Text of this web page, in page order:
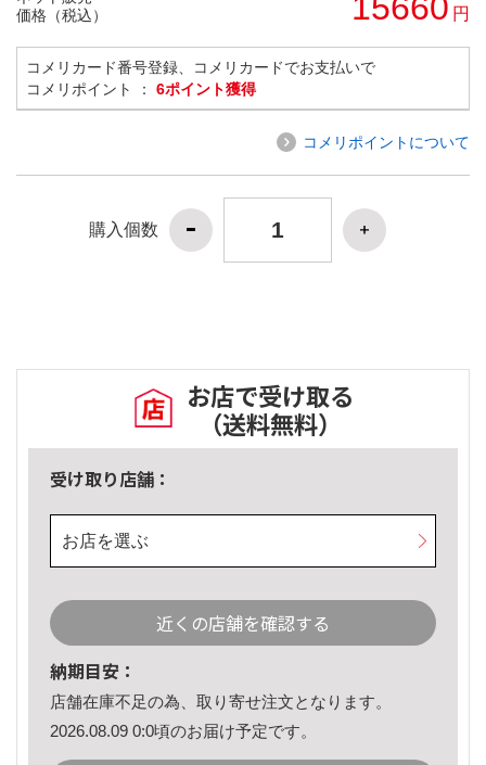
価格（税込）
円
コメリカード番号登録、コメリカードでお支払いで
コメリポイント ： 6ポイント獲得
コメリポイントについて
購入個数
お店で受け取る
（送料無料）
受け取り店舗：
お店を選ぶ
近くの店舗を確認する
納期目安：
店舗在庫不足の為、取り寄せ注文となります。
2026.08.09 0:0頃のお届け予定です。